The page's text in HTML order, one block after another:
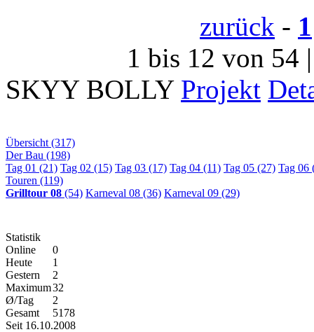
zurück - 1
1 bis 12 von 54
SKYY BOLLY Projekt
Übersicht (317)
Der Bau (198)
Tag 01 (21) Tag 02 (15) Tag 03 (17) Tag 04 (11) Tag 05 (27) Tag 06
Touren (119)
Grilltour 08 (54) Karneval 08 (36) Karneval 09 (29)
Statistik
Online
0
Heute
1
Gestern
2
Maximum32
Ø/Tag
2
Gesamt
5178
Seit 16.10.2008